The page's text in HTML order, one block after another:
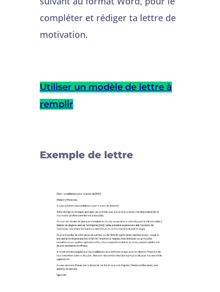
compléter et rédiger ta lettre de
motivation.
Utiliser un modèle de lettre à
remplir
Exemple de lettre